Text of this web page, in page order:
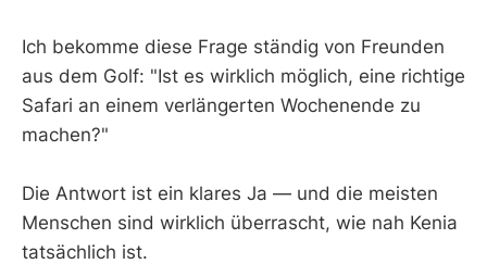
Ich bekomme diese Frage ständig von Freunden
aus dem Golf: "Ist es wirklich möglich, eine richtige
Safari an einem verlängerten Wochenende zu
machen?"
Die Antwort ist ein klares Ja — und die meisten
Menschen sind wirklich überrascht, wie nah Kenia
tatsächlich ist.